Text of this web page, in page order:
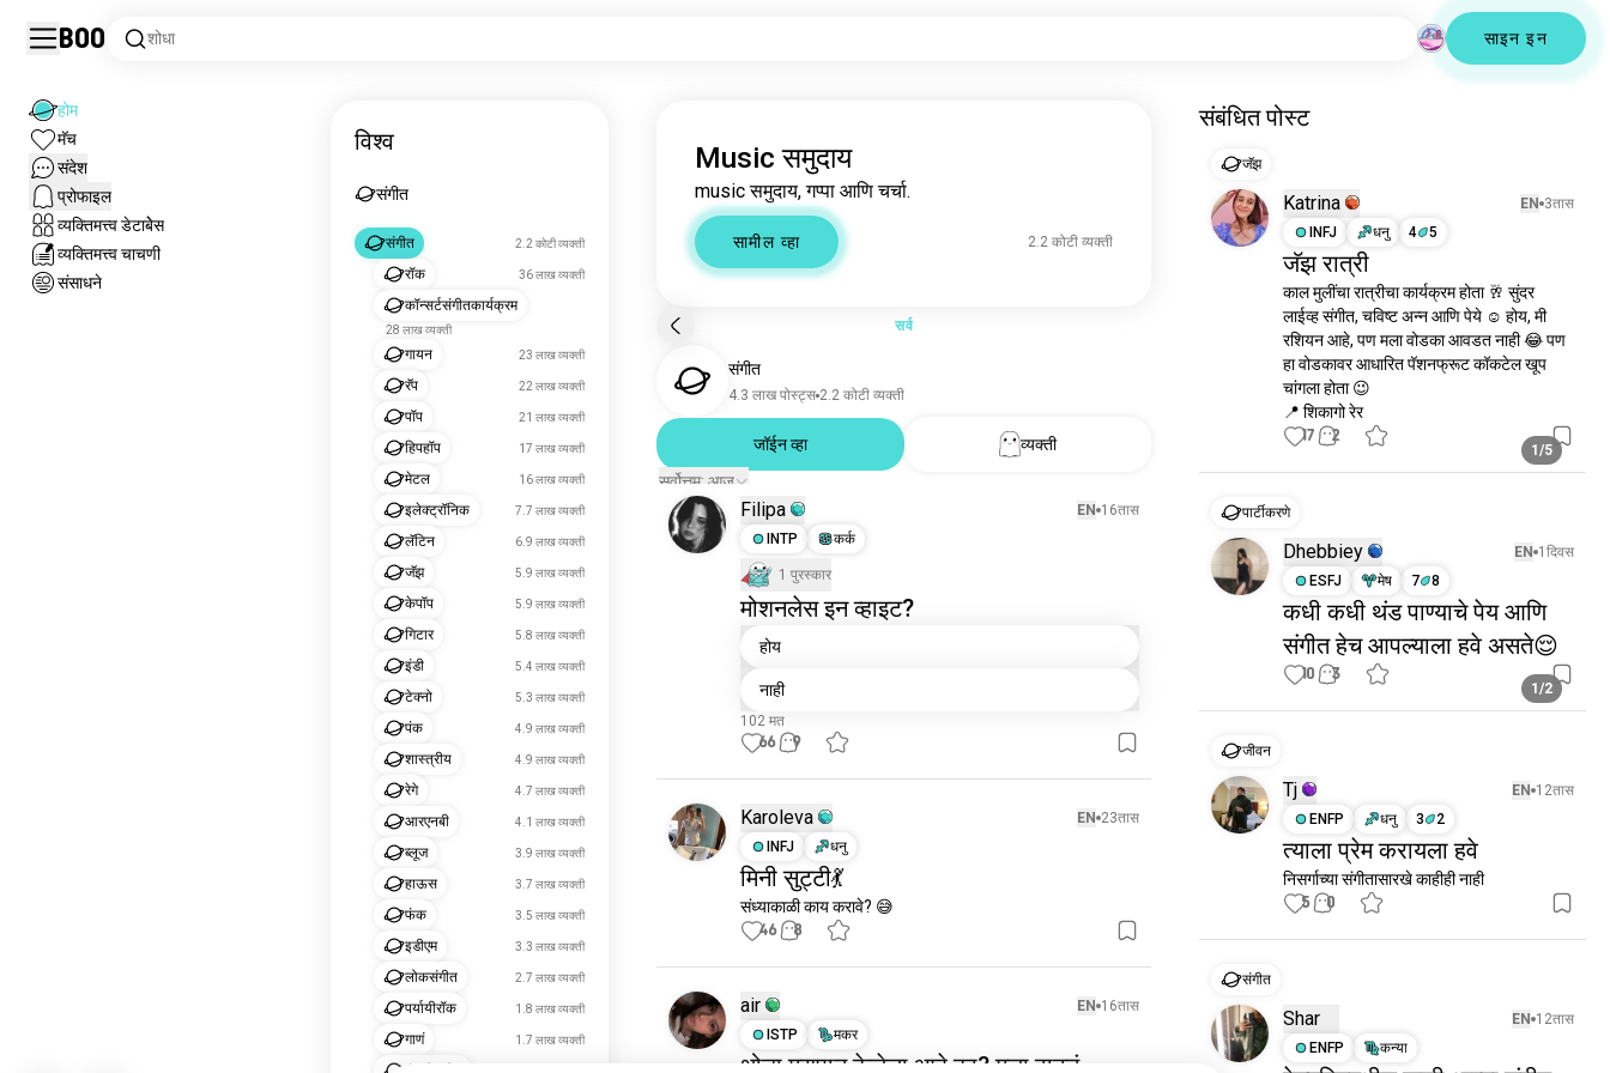
Boo शोधा साइन इन
होम
मॅच
संदेश
प्रोफाइल
व्यक्तिमत्त्व डेटाबेेस
व्यक्तिमत्त्व चाचणी
संसाधने
विश्व
संगीत
संगीत 2.2 कोटी व्यक्ती
रॉक 36 लाख व्यक्ती
कॉन्सर्टसंगीतकार्यक्रम
28 लाख व्यक्ती
गायन 23 लाख व्यक्ती
रॅप 22 लाख व्यक्ती
पॉप 21 लाख व्यक्ती
हिपहॉप 17 लाख व्यक्ती
मेटल 16 लाख व्यक्ती
इलेक्ट्रॉनिक 7.7 लाख व्यक्ती
लॅटिन 6.9 लाख व्यक्ती
जॅझ 5.9 लाख व्यक्ती
केपॉप 5.9 लाख व्यक्ती
गिटार 5.8 लाख व्यक्ती
इंडी 5.4 लाख व्यक्ती
टेक्नो 5.3 लाख व्यक्ती
पंक 4.9 लाख व्यक्ती
शास्त्रीय 4.9 लाख व्यक्ती
रेगे 4.7 लाख व्यक्ती
आरएनबी 4.1 लाख व्यक्ती
ब्लूज 3.9 लाख व्यक्ती
हाऊस 3.7 लाख व्यक्ती
फंक 3.5 लाख व्यक्ती
इडीएम 3.3 लाख व्यक्ती
लोकसंगीत 2.7 लाख व्यक्ती
पर्यायीरॉक 1.8 लाख व्यक्ती
गाणं 1.7 लाख व्यक्ती
Music समुदाय
music समुदाय, गप्पा आणि चर्चा.
सामील व्हा 2.2 कोटी व्यक्ती
सर्व
संगीत
4.3 लाख पोस्ट्स 2.2 कोटी व्यक्ती
जॉईन व्हा
व्यक्ती
सर्वोत्तम: आज
Filipa EN 16तास
INTP
कर्क
1 पुरस्कार
मोशनलेस इन व्हाइट?
होय
नाही
102 मत
66 9
Karoleva EN 23तास
INFJ
धनु
मिनी सुट्टी💃
संध्याकाळी काय करावे? 😅
46 8
air EN 16तास
ISTP
मकर
थोडा मद्यपान केलेला आहे का? मला वाटतं
संबंधित पोस्ट
जॅझ
Katrina EN 3तास
INFJ
धनु 4 5
जॅझ रात्री
काल मुलींचा रात्रीचा कार्यक्रम होता 🥂 सुंदर
लाईव्ह संगीत, चविष्ट अन्न आणि पेये ☺️ होय, मी
रशियन आहे, पण मला वोडका आवडत नाही 😂 पण
हा वोडकावर आधारित पॅशनफ्रूट कॉकटेल खूप
चांगला होता 😉
📍 शिकागो रेर
1/5
17 2
पार्टीकरणे
Dhebbiey EN 1दिवस
ESFJ
मेष 7 8
कधी कधी थंड पाण्याचे पेय आणि
संगीत हेच आपल्याला हवे असते😌
1/2
10 3
जीवन
Tj EN 12तास
ENFP
धनु 3 2
त्याला प्रेम करायला हवे
निसर्गाच्या संगीतासारखे काहीही नाही
5 0
संगीत
Shar EN 12तास
ENFP
कन्या